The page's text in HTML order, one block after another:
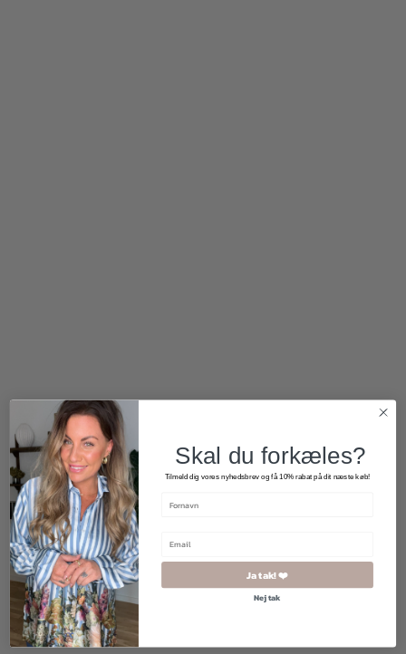
500,00kr.
Skal du forkæles?
Tilmeld dig vores nyhedsbrev og få 10% rabat på dit næste køb!
Ja tak! ❤️
Nej tak